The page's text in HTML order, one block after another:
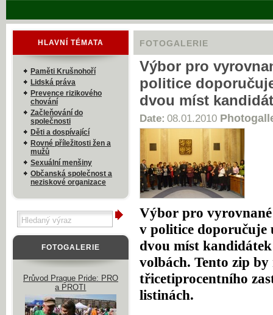
FOTOGALERIE
Výbor pro
politice
dvou míst
Date: 08.01.2010
Výbor pro vyrovnané
v politice doporučuje
dvou míst
volbách. Tento zip
třicetiprocentního
listinách.
HLAVNÍ TÉMATA
Paměti Krušnohoří
Lidská práva
Prevence rizikového
chování
Začleňování do
společnosti
Děti a dospívající
Rovné příležitosti žen a
mužů
Sexuální menšiny
Občanská společnost a
neziskové organizace
FOTOGALERIE
Průvod Prague Pride: PRO
a PROTI